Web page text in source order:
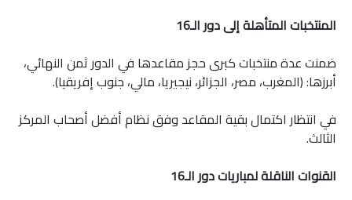
المنتخبات المتأهلة إلى دور الـ16
ضمنت عدة منتخبات كبرى حجز مقاعدها في الدور ثمن النهائي،
أبرزها: (المغرب، مصر، الجزائر، نيجيريا، مالي، جنوب إفريقيا).
في انتظار اكتمال بقية المقاعد وفق نظام أفضل أصحاب المركز
الثالث.
القنوات الناقلة لمباريات دور الـ16